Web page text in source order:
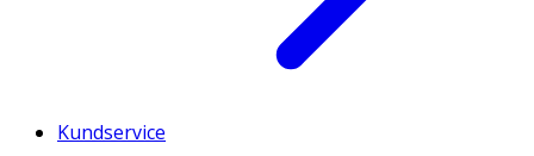
Kundservice